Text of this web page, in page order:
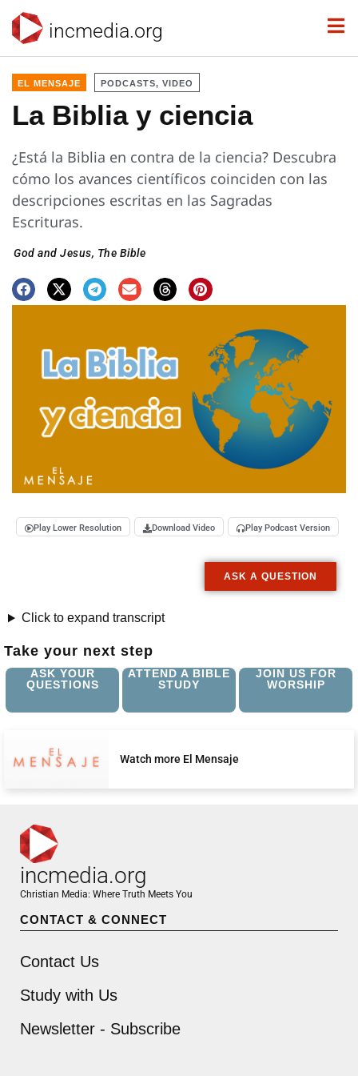
incmedia.org
EL MENSAJE PODCASTS, VIDEO
La Biblia y ciencia
¿Está la Biblia en contra de la ciencia? Descubra
cómo los avances científicos coinciden con las
descripciones escritas en las Sagradas
Escrituras.
God and Jesus, The Bible
Play Lower Resolution Download Video Play Podcast Version
ASK A QUESTION
Click to expand transcript
Take your next step
ASK YOUR
QUESTIONS
ATTEND A BIBLE
STUDY
JOIN US FOR
WORSHIP
Watch more El Mensaje
incmedia.org
Christian Media: Where Truth Meets You
CONTACT & CONNECT
Contact Us
Study with Us
Newsletter - Subscribe